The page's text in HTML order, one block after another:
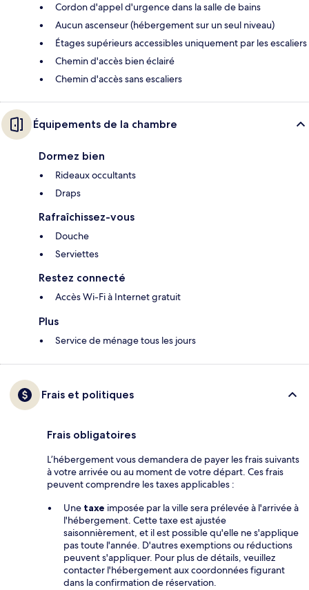
Cordon d'appel d'urgence dans la salle de bains
Aucun ascenseur (hébergement sur un seul niveau)
Étages supérieurs accessibles uniquement par les escaliers
Chemin d'accès bien éclairé
Chemin d'accès sans escaliers
Équipements de la chambre
Dormez bien
Rideaux occultants
Draps
Rafraîchissez-vous
Douche
Serviettes
Restez connecté
Accès Wi-Fi à Internet gratuit
Plus
Service de ménage tous les jours
Frais et politiques
Frais obligatoires
L’hébergement vous demandera de payer les frais suivants
à votre arrivée ou au moment de votre départ. Ces frais
peuvent comprendre les taxes applicables :
Une taxe imposée par la ville sera prélevée à l'arrivée à
l'hébergement. Cette taxe est ajustée
saisonnièrement, et il est possible qu'elle ne s'applique
pas toute l'année. D'autres exemptions ou réductions
peuvent s'appliquer. Pour plus de détails, veuillez
contacter l'hébergement aux coordonnées figurant
dans la confirmation de réservation.